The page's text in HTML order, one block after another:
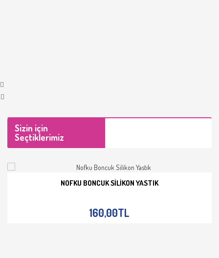
Sizin için
Seçtiklerimiz
NOFKU BONCUK SILIKON YASTIK
160,00TL